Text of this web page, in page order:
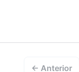
← Anterior